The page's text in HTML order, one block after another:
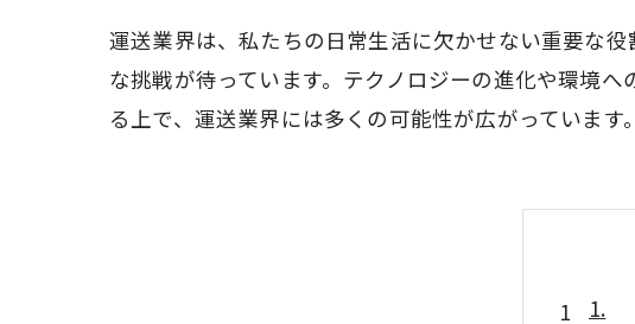
運送業界は、私たちの日常生活に欠かせない重要な
な挑戦が待っています。テクノロジーの進化や環境
る上で、運送業界には多くの可能性が広がっていま
1.